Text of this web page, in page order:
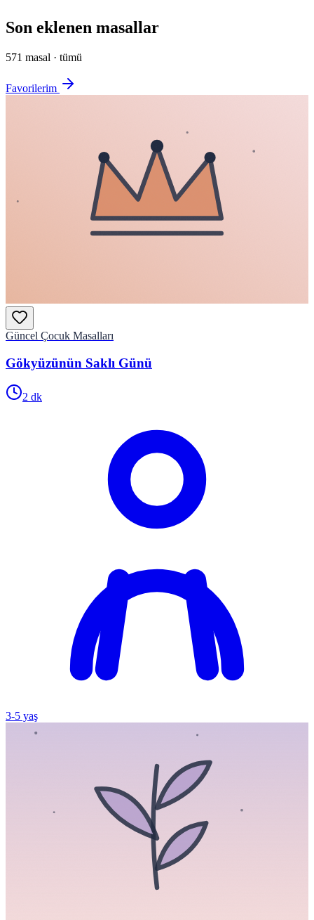
Son eklenen masallar
571 masal · tümü
Favorilerim
Güncel Çocuk Masalları
Gökyüzünün Saklı Günü
2 dk
3-5 yaş